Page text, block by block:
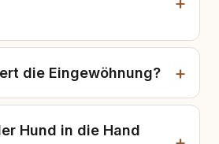
die Eingewöhnung?
Hund in die Hand